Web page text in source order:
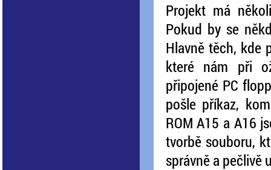
Projekt má
Pokud by se
Hlavně těch, kde
které nám při
připojené PC
pošle příkaz,
ROM A15 a A16
tvorbě souboru,
správně a pečlivě